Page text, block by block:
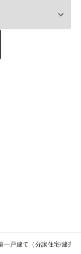
一戸建て（分譲住宅/建売